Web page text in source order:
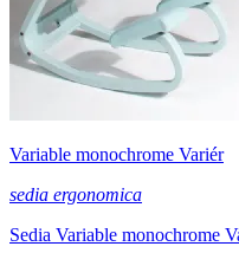
Variable monochrome Variér
sedia ergonomica
Sedia Variable monochrome